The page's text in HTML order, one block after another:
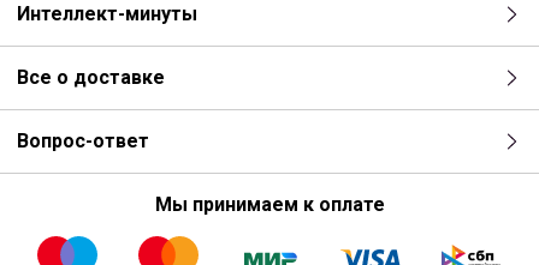
Интеллект-минуты
Все о доставке
Вопрос-ответ
Мы принимаем к оплате